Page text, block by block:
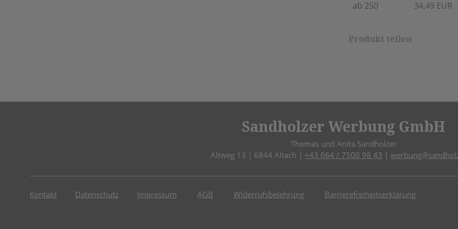
ab 250 34,49 EUR
Produkt teilen
Sandholzer Werbung GmbH
Thomas und Anita Sandholzer
Altweg 13 | 6844 Altach | +43 664 / 7500 98 43 |
Kontakt Datenschutz Impressum AGB Widerrufsbelehrung Barrierefreiheitserklärung